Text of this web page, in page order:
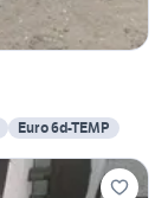
Euro 6d-TEMP